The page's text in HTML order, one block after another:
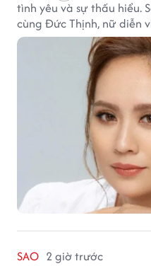
tình yêu và sự thấu hiểu.
cùng Đức Thịnh, nữ diễn
nhiều khán giả quan tâm.
SAO 2 giờ trước